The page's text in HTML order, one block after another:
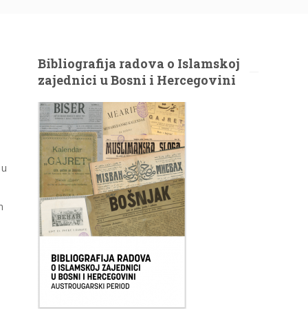
Bibliografija radova o Islamskoj
zajednici u Bosni i Hercegovini